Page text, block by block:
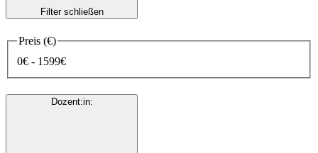
Filter schließen
Preis (€)
0€ - 1599€
Dozent:in: